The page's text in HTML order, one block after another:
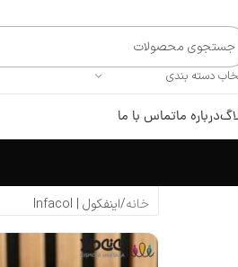
دسته بندی
درباره ماتماس با ما
خانه اینفکول | Infacol